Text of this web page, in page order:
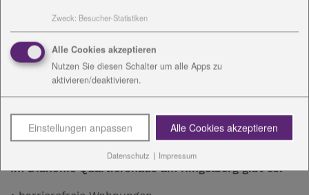
Pflegeheim zu vermeiden.
Das Konzept sieht u. a. vor, nachbarschaftliche Hilfe
zu stärken, einen Raum für Begegnung bereit zu
stellen und Pflege- und Hauswirtschaftsleistungen
anzubieten. Wir freuen uns über alle, die sich hier
engagieren und einbringen wollen.
Im Diakonie Quartiershaus am Ringelberg gibt es:
Zweck: Besucher-Statistiken
Alle Cookies akzeptieren
Nutzen Sie diesen Schalter um alle Apps zu
aktivieren/deaktivieren.
Einstellungen anpassen Alle Cookies akzeptieren
Datenschutz | Impressum